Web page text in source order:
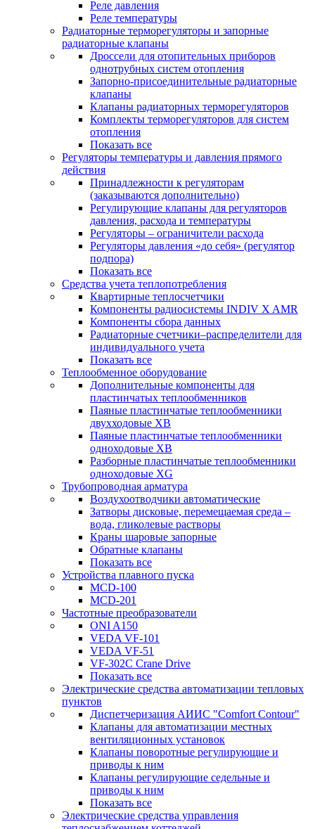
Реле давления
Реле температуры
Радиаторные терморегуляторы и запорные
радиаторные клапаны
Дроссели для отопительных приборов
однотрубных систем отопления
Запорно-присоединительные радиаторные
клапаны
Клапаны радиаторных терморегуляторов
Комплекты терморегуляторов для систем
отопления
Показать все
Регуляторы температуры и давления прямого
действия
Принадлежности к регуляторам
(заказываются дополнительно)
Регулирующие клапаны для регуляторов
давления, расхода и температуры
Регуляторы – ограничители расхода
Регуляторы давления «до себя» (регулятор
подпора)
Показать все
Средства учета теплопотребления
Квартирные теплосчетчики
Компоненты радиосистемы INDIV X AMR
Компоненты сбора данных
Радиаторные счетчики–распределители для
индивидуального учета
Показать все
Теплообменное оборудование
Дополнительные компоненты для
пластинчатых теплообменников
Паяные пластинчатые теплообменники
двухходовые XB
Паяные пластинчатые теплообменники
одноходовые ХВ
Разборные пластинчатые теплообменники
одноходовые ХG
Трубопроводная арматура
Воздухоотводчики автоматические
Затворы дисковые, перемещаемая среда –
вода, гликолевые растворы
Краны шаровые запорные
Обратные клапаны
Показать все
Устройства плавного пуска
MCD-100
MCD-201
Частотные преобразователи
ONI A150
VEDA VF-101
VEDA VF-51
VF-302C Crane Drive
Показать все
Электрические средства автоматизации тепловых
пунктов
Диспетчеризация АИИС "Comfort Contour"
Клапаны для автоматизации местных
вентиляционных установок
Клапаны поворотные регулирующие и
приводы к ним
Клапаны регулирующие седельные и
приводы к ним
Показать все
Электрические средства управления